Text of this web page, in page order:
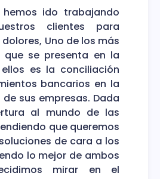
hemos ido trabajando
clientes para
Uno de los más
que se presenta en la
es la conciliación
bancarios en la
sus empresas. Dada
al mundo de las
que queremos
de cara a los
lo mejor de ambos
mirar en el